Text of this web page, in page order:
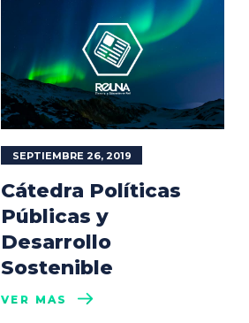
SEPTIEMBRE 26, 2019
Cátedra Políticas
Públicas y
Desarrollo
Sostenible
VER MÁS